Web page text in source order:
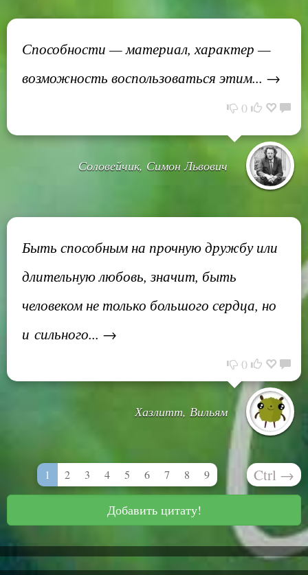
Способности — материал, характер —
возможность воспользоваться этим... →
0
Соловейчик, Симон Львович
Быть способным на прочную дружбу или
длительную любовь, значит, быть
человеком не только большого сердца, но
и сильного... →
0
Хазлитт, Вильям
1 2 3 4 5 6 7 8 9 Ctrl →
Добавить цитату!